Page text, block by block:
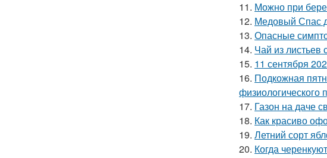
11. Можно при
12. Медовый Спас
13. Опасные
14. Чай из
15. 11 сентября
16. Подкожная
физиологического
17. Газон на даче
18. Как красиво
19. Летний сорт
20. Когда